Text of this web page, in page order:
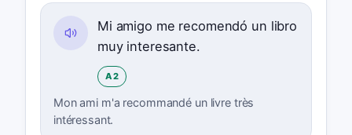
Mi amigo me recomendó un libro
muy interesante.
A2
Mon ami m'a recommandé un livre très
intéressant.